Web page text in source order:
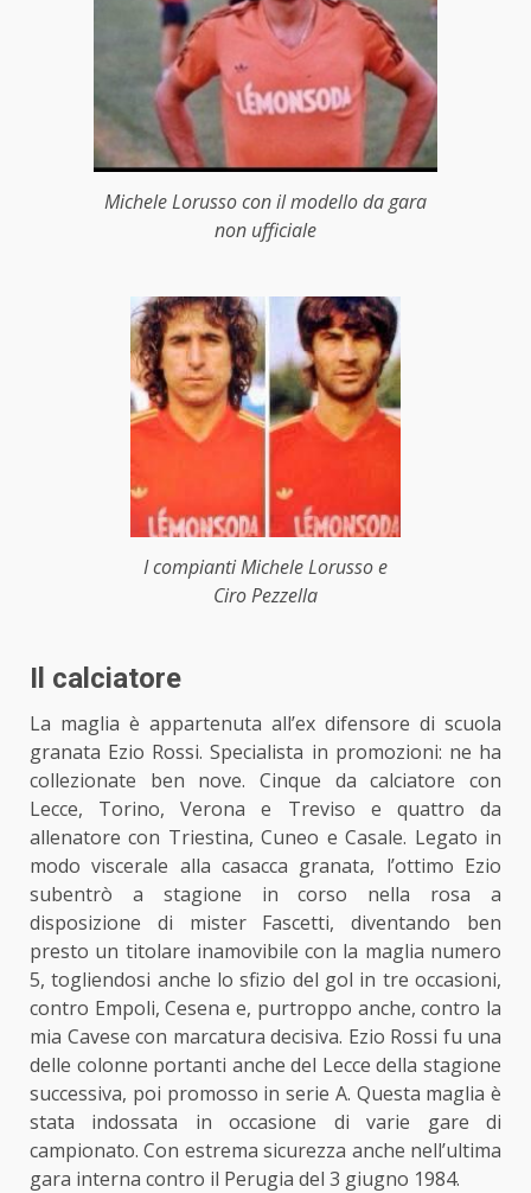
Michele Lorusso con il modello da gara
non ufficiale
I compianti Michele Lorusso e
Ciro Pezzella
Il calciatore
La maglia è appartenuta all’ex difensore di scuola
granata Ezio Rossi. Specialista in promozioni: ne ha
collezionate ben nove. Cinque da calciatore con
Lecce, Torino, Verona e Treviso e quattro da
allenatore con Triestina, Cuneo e Casale. Legato in
modo viscerale alla casacca granata, l’ottimo Ezio
subentrò a stagione in corso nella rosa a
disposizione di mister Fascetti, diventando ben
presto un titolare inamovibile con la maglia numero
5, togliendosi anche lo sfizio del gol in tre occasioni,
contro Empoli, Cesena e, purtroppo anche, contro la
mia Cavese con marcatura decisiva. Ezio Rossi fu una
delle colonne portanti anche del Lecce della stagione
successiva, poi promosso in serie A. Questa maglia è
stata indossata in occasione di varie gare di
campionato. Con estrema sicurezza anche nell’ultima
gara interna contro il Perugia del 3 giugno 1984.